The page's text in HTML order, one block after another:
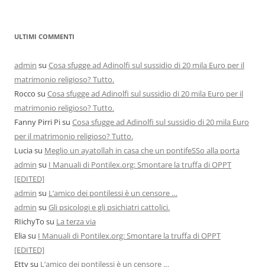
ULTIMI COMMENTI
admin su Cosa sfugge ad Adinolfi sul sussidio di 20 mila Euro per il
matrimonio religioso? Tutto.
Rocco su Cosa sfugge ad Adinolfi sul sussidio di 20 mila Euro per il
matrimonio religioso? Tutto.
Fanny Pirri Pisu Cosa sfugge ad Adinolfi sul sussidio di 20 mila Euro
per il matrimonio religioso? Tutto.
Luciasu Meglio un ayatollah in casa che un pontifeSSo alla porta
admin su I Manuali di Pontilex.org: Smontare la truffa di OPPT
[EDITED]
admin su L’amico dei pontilessi è un censore …
admin su Gli psicologi e gli psichiatri cattolici.
RIichyTo su La terza via
Eliasu I Manuali di Pontilex.org: Smontare la truffa di OPPT
[EDITED]
Ettysu L’amico dei pontilessi è un censore …